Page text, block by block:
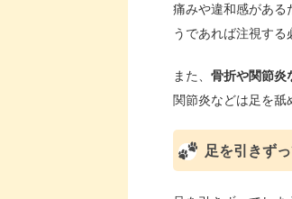
痛みや違和感がある
うであれば注視する
また、 骨折や関節炎
関節炎などは足を舐
足を引きず